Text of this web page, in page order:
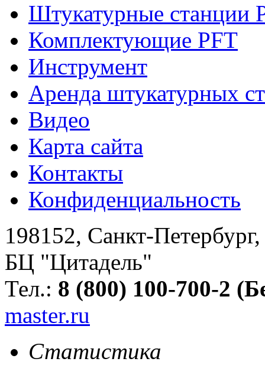
Штукатурные станции
Комплектующие PFT
Инструмент
Аренда штукатурных
Видео
Карта сайта
Контакты
Конфиденциальность
198152, Санкт-Петербург
БЦ "Цитадель"
Тел.: 8 (800) 100-700-2
master.ru
Статистика